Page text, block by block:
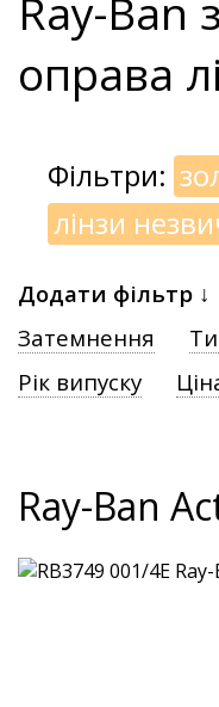
Ray-Ban
оправа
Фільтри:
лінзи
Додати фільтр ↓
Затемнення
Рік випуску
Ray-Ban